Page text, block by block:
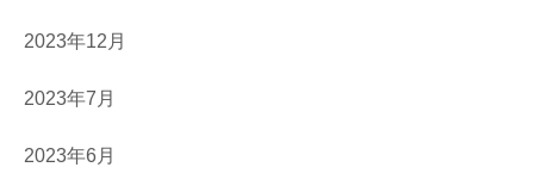
2023年12月
2023年7月
2023年6月